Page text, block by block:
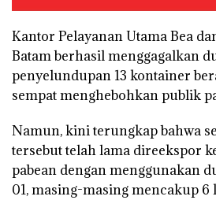
Kantor Pelayanan Utama Bea
Batam berhasil menggagalkan
penyelundupan 13 kontainer
sempat menghebohkan publik
Namun, kini terungkap bahwa
tersebut telah lama direekspor
pabean dengan menggunakan
01, masing-masing mencakup 6